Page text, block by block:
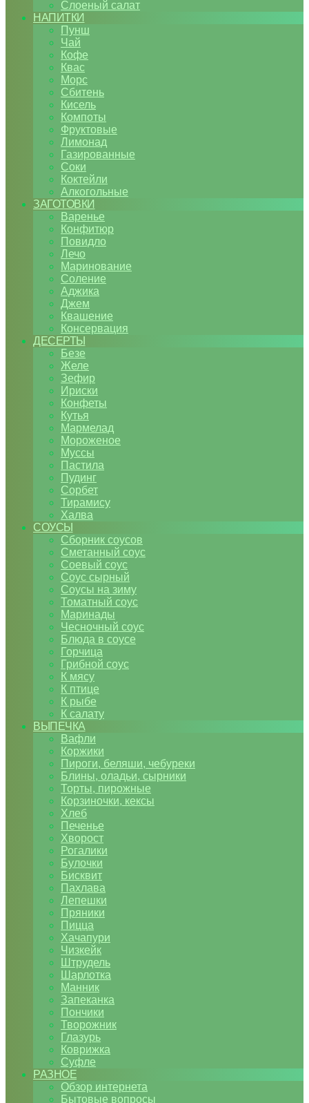
Слоеный салат
НАПИТКИ
Пунш
Чай
Кофе
Квас
Морс
Сбитень
Кисель
Компоты
Фруктовые
Лимонад
Газированные
Соки
Коктейли
Алкогольные
ЗАГОТОВКИ
Варенье
Конфитюр
Повидло
Лечо
Маринование
Соление
Аджика
Джем
Квашение
Консервация
ДЕСЕРТЫ
Безе
Желе
Зефир
Ириски
Конфеты
Кутья
Мармелад
Мороженое
Муссы
Пастила
Пудинг
Сорбет
Тирамису
Халва
СОУСЫ
Сборник соусов
Сметанный соус
Соевый соус
Соус сырный
Соусы на зиму
Томатный соус
Маринады
Чесночный соус
Блюда в соусе
Горчица
Грибной соус
К мясу
К птице
К рыбе
К салату
ВЫПЕЧКА
Вафли
Коржики
Пироги, беляши, чебуреки
Блины, оладьи, сырники
Торты, пирожные
Корзиночки, кексы
Хлеб
Печенье
Хворост
Рогалики
Булочки
Бисквит
Пахлава
Лепешки
Пряники
Пицца
Хачапури
Чизкейк
Штрудель
Шарлотка
Манник
Запеканка
Пончики
Творожник
Глазурь
Коврижка
Суфле
РАЗНОЕ
Обзор интернета
Бытовые вопросы